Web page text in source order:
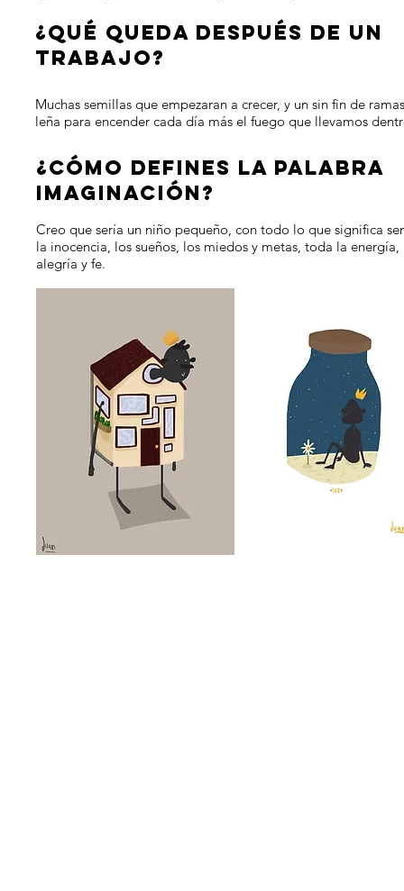
¿Qué queda después de un
trabajo?
Muchas semillas que empezaran a crecer, y un sin fin de
leña para encender cada día más el fuego que llevamos
¿CÓMO DEFINES LA PALABRA
IMAGINACIÓN?
Creo que sería un niño pequeño, con todo lo que significa
la inocencia, los sueños, los miedos y metas, toda la energía,
alegría y fe.